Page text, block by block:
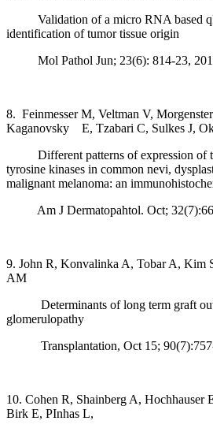
Validation of a micro RNA based
identification of tumor tissue origin
Mol Pathol Jun; 23(6): 814-23,
8. Feinmesser M, Veltman V,
Kaganovsky E, Tzabari C, Sulkes J,
Different patterns of expression of
tyrosine kinases in common nevi,
malignant melanoma: an
Am J Dermatopahtol. Oct;
9. John R, Konvalinka A, Tobar A, Kim
AM
Determinants of long term graft
glomerulopathy
Transplantation, Oct 15;
10. Cohen R, Shainberg A, Hochhauser
Birk E, PInhas L,